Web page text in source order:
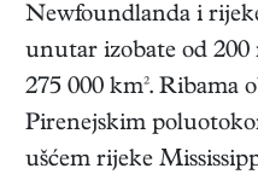
Newfoundlanda i
unutar izobate od
275 000 km². Ribama
Pirenejskim
ušćem rijeke